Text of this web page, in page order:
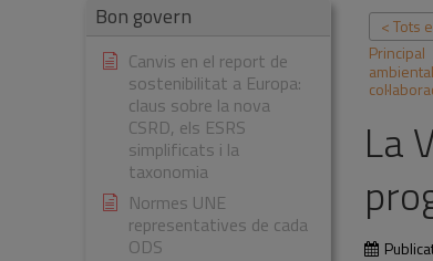
Bon govern
Canvis en el report de
sostenibilitat a Europa:
claus sobre la nova
CSRD, els ESRS
simplificats i la
taxonomia
Normes UNE
representatives de cada
ODS
< Tots
Principal
ambiental
La